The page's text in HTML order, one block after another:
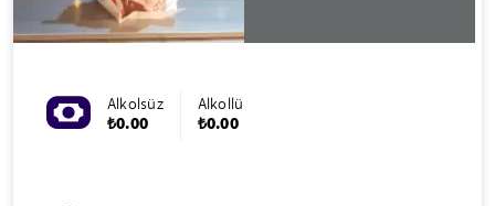
Alkolsüz
₺0.00
Alkollü
₺0.00